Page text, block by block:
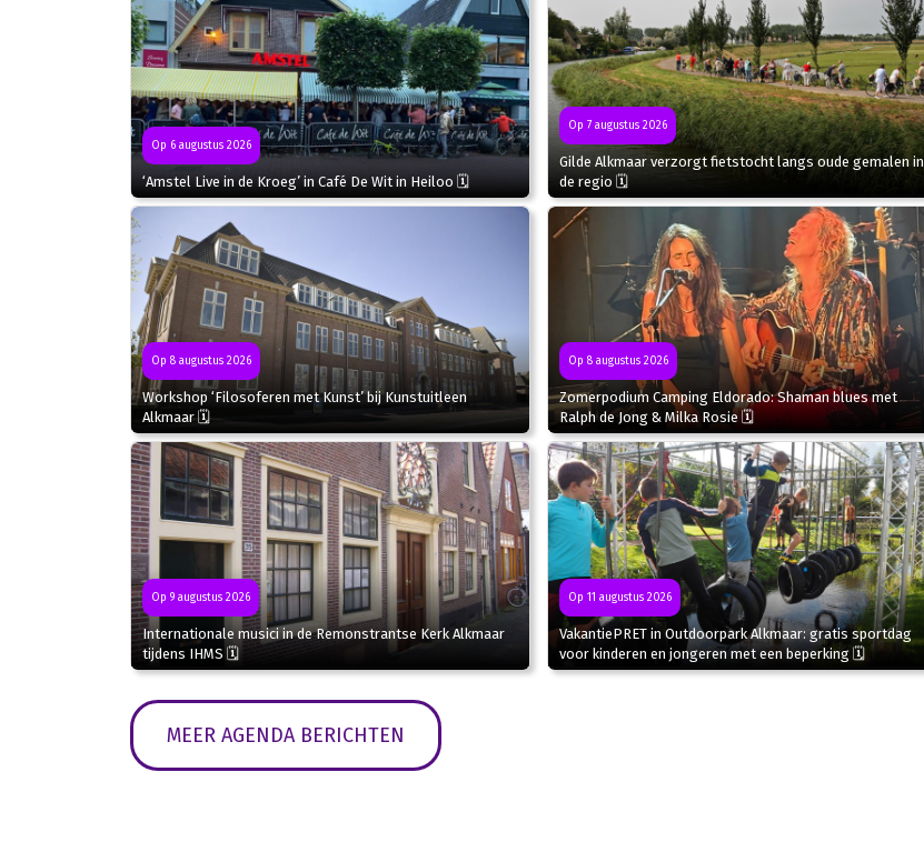
Op 6 augustus 2026
‘Amstel Live in de Kroeg’ in Café De Wit in Heiloo 🗓
Op 7 augustus 2026
Gilde Alkmaar verzorgt fietstocht langs oude gemalen in
de regio 🗓
Op 8 augustus 2026
Workshop ‘Filosoferen met Kunst’ bij Kunstuitleen
Alkmaar 🗓
Op 8 augustus 2026
Zomerpodium Camping Eldorado: Shaman blues met
Ralph de Jong & Milka Rosie 🗓
Op 9 augustus 2026
Internationale musici in de Remonstrantse Kerk Alkmaar
tijdens IHMS 🗓
Op 11 augustus 2026
VakantiePRET in Outdoorpark Alkmaar: gratis sportdag
voor kinderen en jongeren met een beperking 🗓
MEER AGENDA BERICHTEN